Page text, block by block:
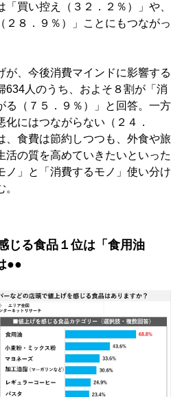
買い控え（３２．２％）」や、
２８．９％）」ことにもつながっ
が、今後消費マインドに影響する
634人のうち、およそ８割が「消
る（７５．９％）」と回答。一方
にはつながらない（２４．
、食費は節約しつつも、外食や旅
活の質を高めていきたいといった
ノ」と「消費するモノ」使い分け
極化が進む。
じる食品１位は「食用油
●●